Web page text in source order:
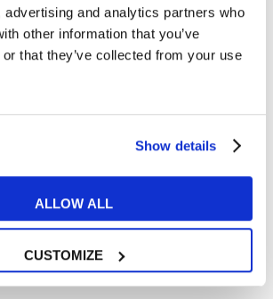
advertising and analytics partners who
other information that you’ve
that they’ve collected from your use
Show details
ALLOW ALL
CUSTOMIZE